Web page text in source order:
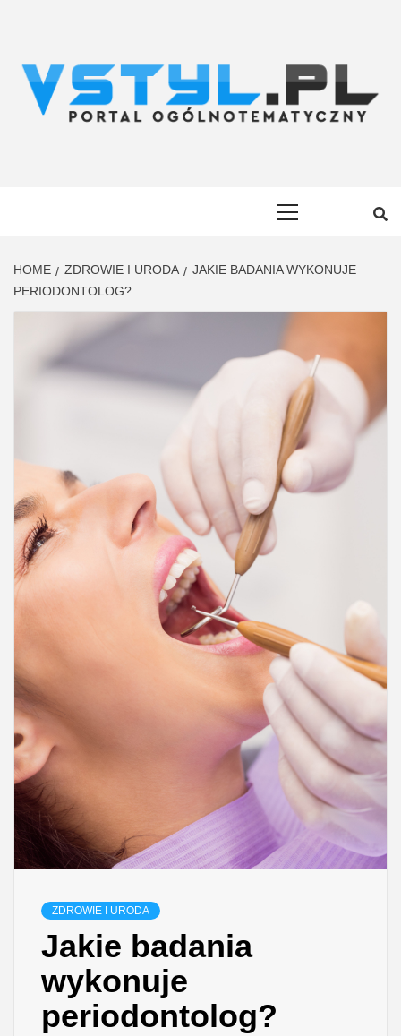
HOME ZDROWIE I URODA
JAKIE BADANIA WYKONUJE
PERIODONTOLOG?
ZDROWIE I URODA
Jakie badania
wykonuje
periodontolog?